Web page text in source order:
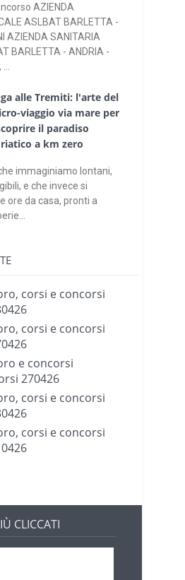
AZIENDA
ASLBAT BARLETTA -
AZIENDA SANITARIA
BARLETTA - ANDRIA -
alle Tremiti: l'arte del
viaggio via mare per
il paradiso
a km zero
immaginiamo lontani,
e che invece si
ore da casa, pronti a
corsi e concorsi
corsi e concorsi
e concorsi
270426
corsi e concorsi
corsi e concorsi
CLICCATI